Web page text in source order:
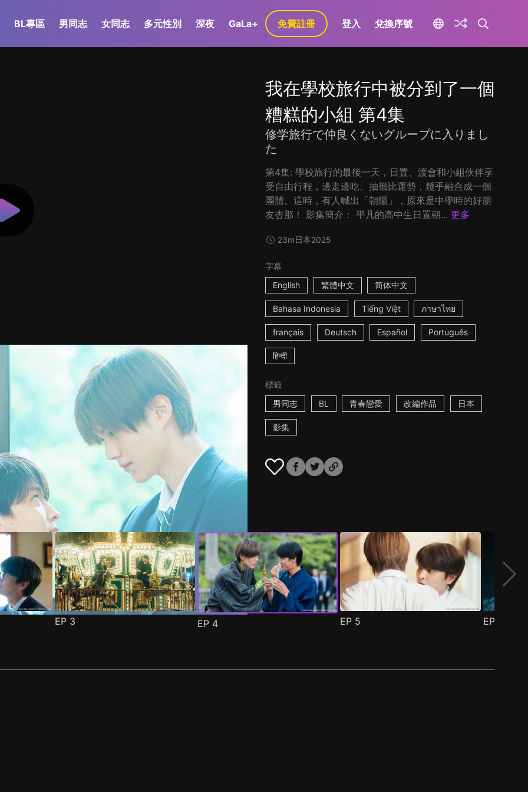
BL專區 男同志 女同志 多元性別 深夜 GaLa+ 免費註冊 登入 兌換序號
我在學校旅行中被分到了一個
糟糕的小組 第4集
修学旅行で仲良くないグループに入りまし
た
第4集: 學校旅行的最後一天，日置、渡會和小組伙伴享
受自由行程，邊走邊吃、抽籤比運勢，幾乎融合成一個
團體。這時，有人喊出「朝陽」，原來是中學時的好朋
友杏那！ 影集簡介： 平凡的高中生日置朝... 更多
23m日本2025
字幕
English
繁體中文 简体中文
Bahasa Indonesia Tiếng Việt ภาษาไทย
français Deutsch Español Português
हिन्दी
標籤
男同志
BL 青春戀愛 改編作品 日本
影集
EP 3 EP 4 EP 5 EP